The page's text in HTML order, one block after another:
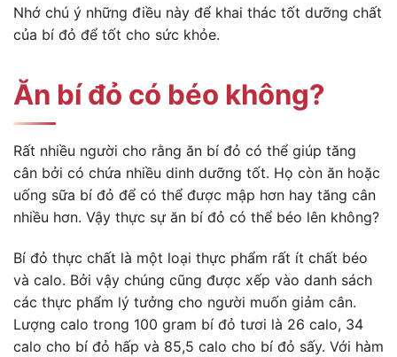
Nhớ chú ý những điều này để khai thác tốt dưỡng chất
của bí đỏ để tốt cho sức khỏe.
Ăn bí đỏ có béo không?
Rất nhiều người cho rằng ăn bí đỏ có thể giúp tăng
cân bởi có chứa nhiều dinh dưỡng tốt. Họ còn ăn hoặc
uống sữa bí đỏ để có thể được mập hơn hay tăng cân
nhiều hơn. Vậy thực sự ăn bí đỏ có thể béo lên không?
Bí đỏ thực chất là một loại thực phẩm rất ít chất béo
và calo. Bởi vậy chúng cũng được xếp vào danh sách
các thực phẩm lý tưởng cho người muốn giảm cân.
Lượng calo trong 100 gram bí đỏ tươi là 26 calo, 34
calo cho bí đỏ hấp và 85,5 calo cho bí đỏ sấy. Với hàm